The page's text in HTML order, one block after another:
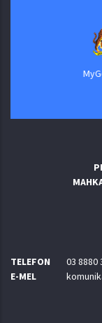
MyGovernment
TELEFON
03 8880
E-MEL